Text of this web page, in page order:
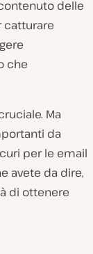
delle
catturare
che
Ma
da
per le email
avete da dire,
di ottenere